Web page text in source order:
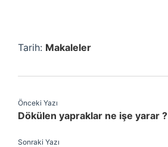
Tarih: Makaleler
Önceki Yazı
Dökülen yapraklar ne işe yarar ?
Sonraki Yazı